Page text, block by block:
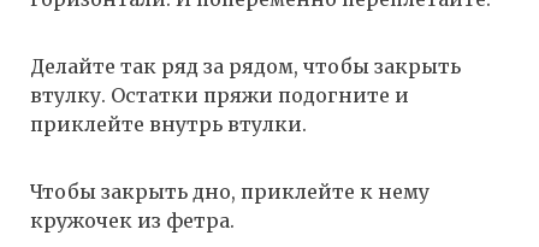
Делайте так ряд за рядом, чтобы закрыть
втулку. Остатки пряжи подогните и
приклейте внутрь втулки.
Чтобы закрыть дно, приклейте к нему
кружочек из фетра.